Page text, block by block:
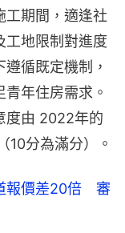
工期間，適逢社
工地限制對進度
循既定機制，
年住房需求。
度由 2022年的
10分為滿分）。
報價差20倍 審